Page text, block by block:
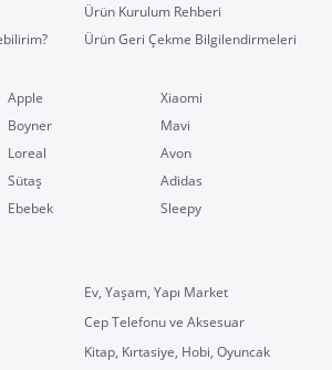
Ürün Kurulum Rehberi
Ürün Geri Çekme Bilgilendirmeleri
Apple
Xiaomi
Boyner
Mavi
Loreal
Avon
Sütaş
Adidas
Ebebek
Sleepy
Ev, Yaşam, Yapı Market
Cep Telefonu ve Aksesuar
Kitap, Kırtasiye, Hobi, Oyuncak